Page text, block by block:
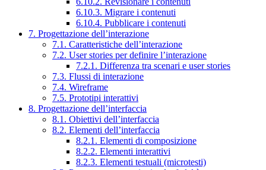
6.10.3. Migrare i contenuti
6.10.4. Pubblicare i contenuti
7. Progettazione dell’interazione
7.1. Caratteristiche dell’interazione
7.2. User stories per definire l’interazione
7.2.1. Differenza tra scenari e user stories
7.3. Flussi di interazione
7.4. Wireframe
7.5. Prototipi interattivi
8. Progettazione dell’interfaccia
8.1. Obiettivi dell’interfaccia
8.2. Elementi dell’interfaccia
8.2.1. Elementi di composizione
8.2.2. Elementi interattivi
8.2.3. Elementi testuali (microtesti)